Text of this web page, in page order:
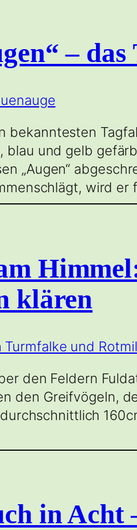
– das
bekanntesten
blau und gelb
„Augen“
wird er
klären
den Feldern
den Greifvögeln,
in